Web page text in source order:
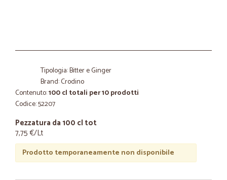
Tipologia: Bitter e Ginger
Brand: Crodino
Contenuto:100 cl totali per 10 prodotti
Codice: 52207
Pezzatura da 100 cl tot
7,75 €/Lt
Prodotto temporaneamente non disponibile